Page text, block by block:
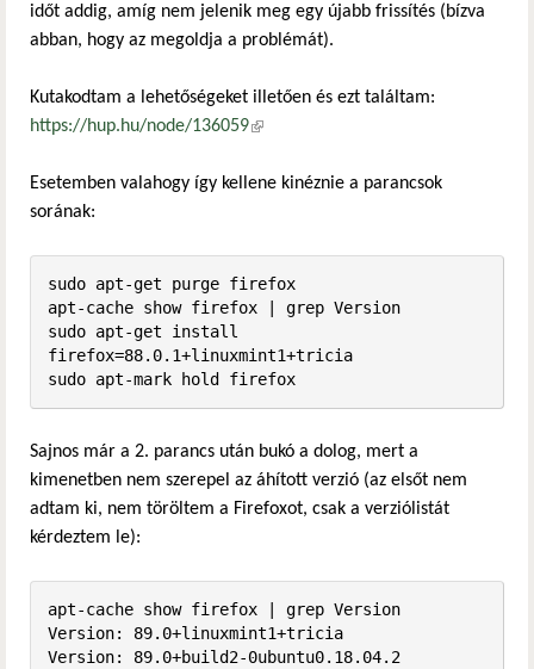
időt addig, amíg nem jelenik meg egy újabb frissítés (bízva
abban, hogy az megoldja a problémát).
Kutakodtam a lehetőségeket illetően és ezt találtam:
https://hup.hu/node/136059(külső hivatkozás)
Esetemben valahogy így kellene kinéznie a parancsok
sorának:
sudo apt-get purge firefox
apt-cache show firefox | grep Version
sudo apt-get install
firefox=88.0.1+linuxmint1+tricia
sudo apt-mark hold firefox
Sajnos már a 2. parancs után bukó a dolog, mert a
kimenetben nem szerepel az áhított verzió (az elsőt nem
adtam ki, nem töröltem a Firefoxot, csak a verziólistát
kérdeztem le):
apt-cache show firefox | grep Version
Version: 89.0+linuxmint1+tricia
Version: 89.0+build2-0ubuntu0.18.04.2